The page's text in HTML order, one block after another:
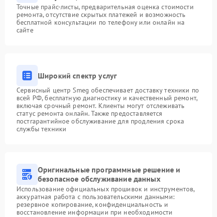
Точные прайс-листы, предварительная оценка стоимости
ремонта, отсутствие скрытых платежей и возможность
бесплатной консультации по телефону или онлайн на
сайте
Широкий спектр услуг
Сервисный центр Smeg обеспечивает доставку техники по
всей РФ, бесплатную диагностику и качественный ремонт,
включая срочный ремонт. Клиенты могут отслеживать
статус ремонта онлайн. Также предоставляется
постгарантийное обслуживание для продления срока
службы техники
Оригинальные программные решение и
безопасное обслуживание данных
Использование официальных прошивок и инструментов,
аккуратная работа с пользовательскими данными:
резервное копирование, конфиденциальность и
восстановление информации при необходимости